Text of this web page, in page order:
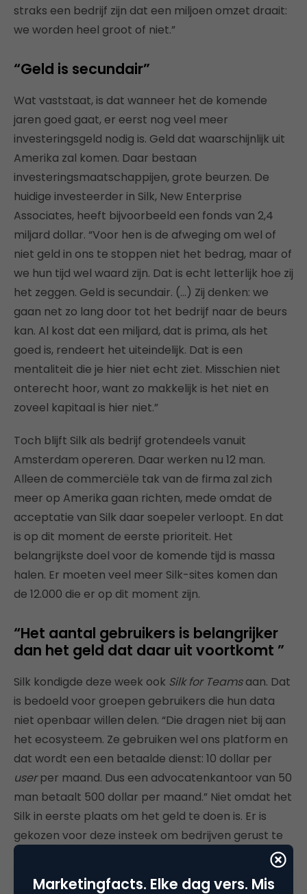
straks een bedrijf zijn dat een miljoen omzet draait:
we worden heel groot of niet.”
“Geld is secundair”
Wat vaststaat, is dat wanneer het de komende
jaren goed gaat, er eerst nog veel meer
investeringsgeld nodig is. Geld dat waarschijnlijk uit
Amerika zal komen. Daar bestaan
investeringsmaatschappijen, grote beurzen. De
huidige investeerder in Silk, New Enterprise
Associates, heeft bijvoorbeeld een fonds van 2,4
miljard dollar. “Voor hen is de afweging om wel of
niet geld in ons te stoppen niet het bedrag, maar of
we hun tijd wel waard zijn. Dat is echt letterlijk hoe zij
het zeggen. Geld is secundair. (…) Zij denken: we
gaan net zo lang door tot het bedrijf naar de beurs
kan. Al kost dat een miljard, dat is prima, als het
goed is, rendeert het uiteindelijk. Dat is een
mentaliteit die je hier niet echt ziet. Misschien niet
onterecht hoor, want zo makkelijk is het niet en
zoveel kapitaal is hier niet.”
Toch blijft Silk als bedrijf grotendeels vanuit
Amsterdam opereren. Daar werken nu 12 man.
Alleen de commerciële tak van de firma zal zich
meer op Amerika gaan richten, mede omdat de
acceptatie van Silk daar soepeler verloopt. En dat
is op dit moment de eerste prioriteit. Het
belangrijkste doel voor de komende tijd is massa
halen. Er moeten veel meer Silk-sites komen dan
de 12.000 die er op dit moment zijn.
“Het aantal gebruikers is belangrijker
dan het geld dat daar uit voortkomt ”
Silk kondigde deze week ook Silk for Teamsaan. Dat
is bedoeld voor groepen gebruikers die hun data
niet openbaar willen delen. “Die dragen niet bij aan
het ecosysteem. Ze gebruiken wel ons platform en
dat wordt een een betaalde dienst: 10 dollar per
userper maand. Dus een advocatenkantoor van 50
man betaalt 500 dollar per maand.” Niet omdat het
Silk in eerste plaats om het geld te doen is. Er is
gekozen voor deze insteek om bedrijven gerust te
stellen. Die denken dat een gratis dienst snel weer
zal verdwijnen. Betalen wekt vertrouwen. Maar voor
Marketingfacts. Elke dag vers. Mis